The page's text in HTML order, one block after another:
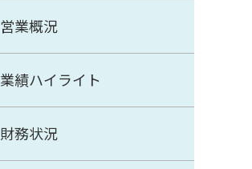
営業概況
業績ハイライト
財務状況